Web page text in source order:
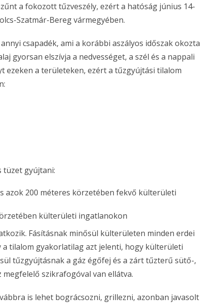
a fokozott tűzveszély, ezért a hatóság június 14-
Szatmár-Bereg vármegyében.
csapadék, ami a korábbi aszályos időszak okozta
gyorsan elszívja a nedvességet, a szél és a nappali
ezeken a területeken, ezért a tűzgyújtási tilalom
tüzet gyújtani:
azok 200 méteres körzetében fekvő külterületi
külterületi ingatlanokon
Fásításnak minősül külterületen minden erdei
tilalom gyakorlatilag azt jelenti, hogy külterületi
tűzgyújtásnak a gáz égőfej és a zárt tűzterű sütő-,
szikrafogóval van ellátva.
is lehet bográcsozni, grillezni, azonban javasolt